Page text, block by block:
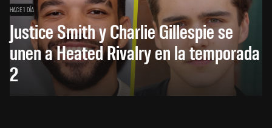
HACE 1 DÍA
Justice Smith y Charlie Gillespie se
unen a Heated Rivalry en la temporada
2